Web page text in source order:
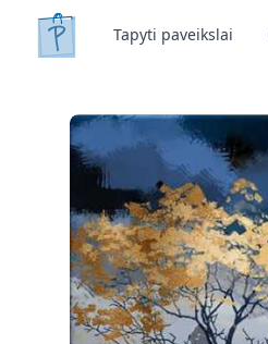
Tapyti paveikslai